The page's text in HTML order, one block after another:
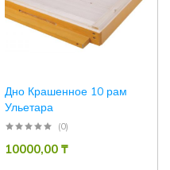
Дно Крашенное 10 рам
Ульетара
(0)
10000,00 ₸